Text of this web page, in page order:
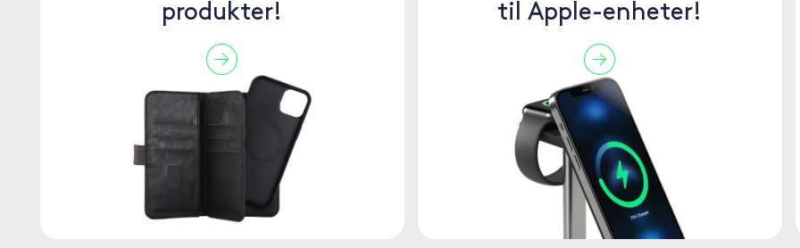
produkter!
til Apple-enheter!